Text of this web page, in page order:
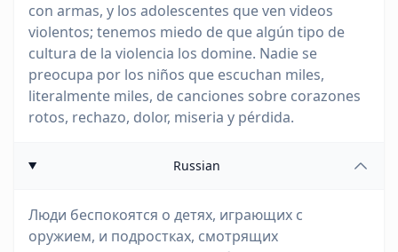
con armas, y los adolescentes que ven videos
violentos; tenemos miedo de que algún tipo de
cultura de la violencia los domine. Nadie se
preocupa por los niños que escuchan miles,
literalmente miles, de canciones sobre corazones
rotos, rechazo, dolor, miseria y pérdida.
Russian
Люди беспокоятся о детях, играющих с
оружием, и подростках, смотрящих